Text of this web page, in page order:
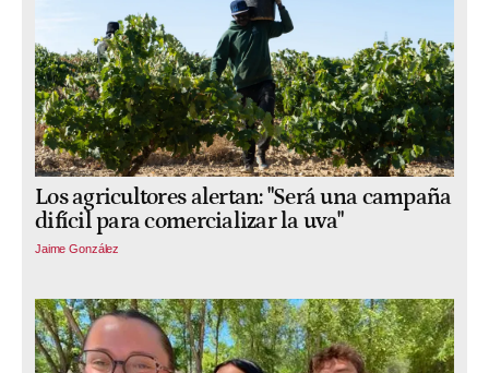
Los agricultores alertan: "Será una campaña
difícil para comercializar la uva"
Jaime González